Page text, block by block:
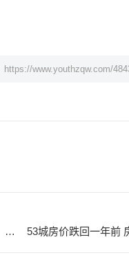
https://www.youthzqw.com/
颗粒免漆板的优缺点 颗粒免漆板甲醛含量高吗？ 什么是颗粒免漆板